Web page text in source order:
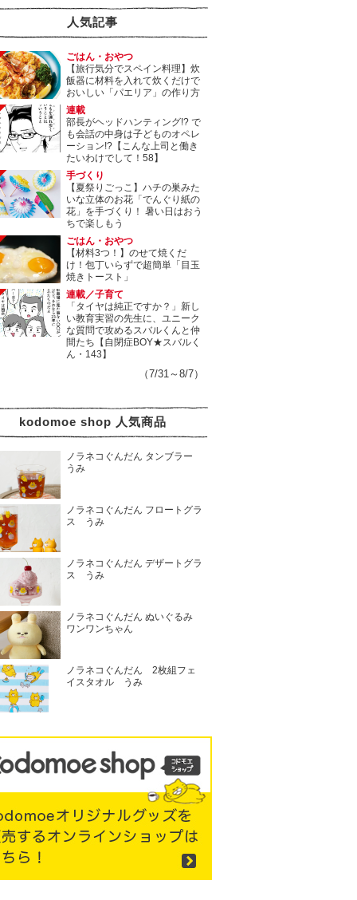
人気記事
ごはん・おやつ
【旅行気分でスペイン料理】炊
飯器に材料を入れて炊くだけで
おいしい「パエリア」の作り方
連載
部長がヘッドハンティング!? で
も会話の中身は子どものオペレ
ーション!?【こんな上司と働き
たいわけでして！58】
手づくり
【夏祭りごっこ】ハチの巣みた
いな立体のお花「でんぐり紙の
花」を手づくり！ 暑い日はおう
ちで楽しもう
ごはん・おやつ
【材料3つ！】のせて焼くだ
け！包丁いらずで超簡単「目玉
焼きトースト」
連載／子育て
「タイヤは純正ですか？」新し
い教育実習の先生に、ユニーク
な質問で攻めるスバルくんと仲
間たち【自閉症BOY★スバルく
ん・143】
（7/31～8/7）
kodomoe shop 人気商品
ノラネコぐんだん タンブラー
うみ
ノラネコぐんだん フロートグラ
ス うみ
ノラネコぐんだん デザートグラ
ス うみ
ノラネコぐんだん ぬいぐるみ
ワンワンちゃん
ノラネコぐんだん 2枚組フェ
イスタオル うみ